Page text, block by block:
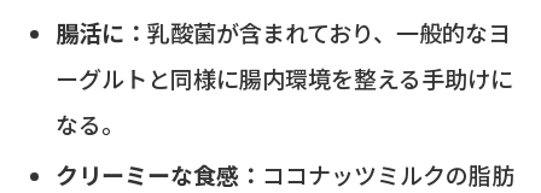
腸活に： 乳酸菌が含まれており、一般的なヨ
ーグルトと同様に腸内環境を整える手助けに
なる。
クリーミーな食感： ココナッツミルクの脂肪